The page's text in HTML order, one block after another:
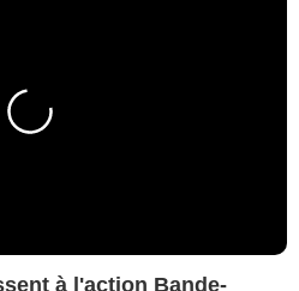
à l'action Bande-